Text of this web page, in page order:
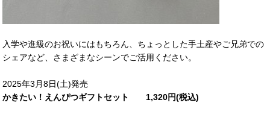
入学や進級のお祝いにはもちろん、ちょっとした手土産やご兄弟での
シェアなど、さまざまなシーンでご活用ください。
2025年3月8日(土)発売
かきたい！えんぴつギフトセット 1,320円(税込)